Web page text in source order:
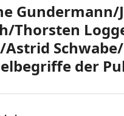
Thorsten
Astrid
der